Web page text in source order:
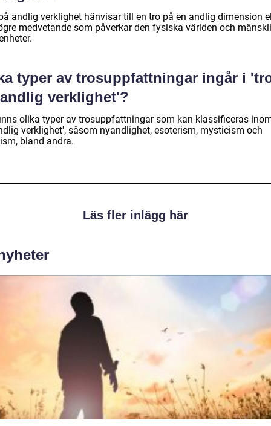
andlig verklighet hänvisar till en tro på en andlig dimension
medvetande som påverkar den fysiska världen och
typer av trosuppfattningar ingår i
verklighet'?
olika typer av trosuppfattningar som kan klassificeras
verklighet', såsom nyandlighet, esoterism, mysticism och
bland andra.
Läs fler inlägg här